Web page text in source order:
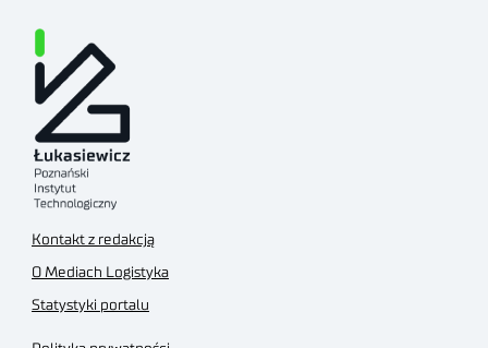
Kontakt z redakcją
O Mediach Logistyka
Statystyki portalu